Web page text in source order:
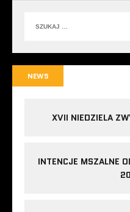
NEWS
XVII NIEDZIELA
INTENCJE MSZALNE